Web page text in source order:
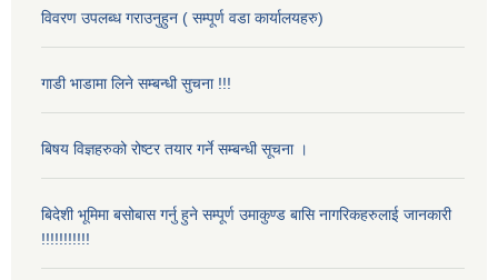
विवरण उपलब्ध गराउनुहुन ( सम्पूर्ण वडा कार्यालयहरु)
गाडी भाडामा लिने सम्बन्धी सुचना !!!
बिषय विज्ञहरुको रोष्टर तयार गर्ने सम्बन्धी सूचना ।
बिदेशी भूमिमा बसोबास गर्नु हुने सम्पूर्ण उमाकुण्ड बासि नागरिकहरुलाई जानकारी
!!!!!!!!!!!